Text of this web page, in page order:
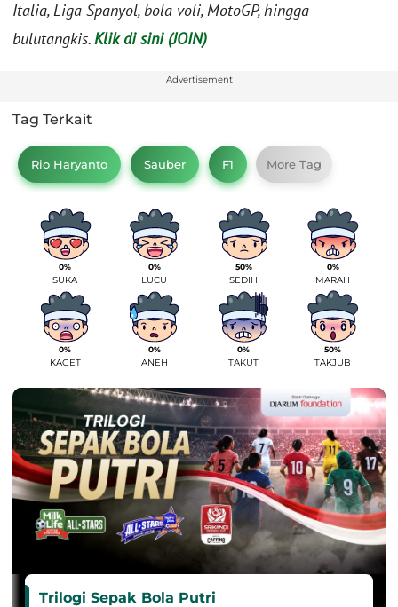
Italia, Liga Spanyol, bola voli, MotoGP, hingga
bulutangkis.Klik di sini (JOIN)
Advertisement
Tag Terkait
Rio Haryanto Sauber F1 More Tag
0%
SUKA
0%
LUCU
50%
SEDIH
0%
MARAH
0%
KAGET
0%
ANEH
0%
TAKUT
50%
TAKJUB
Trilogi Sepak Bola Putri